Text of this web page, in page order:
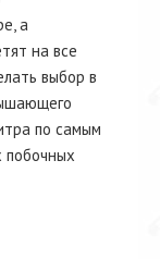
а
на все
выбор в
по самым